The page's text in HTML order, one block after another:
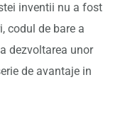
inventii nu a fost
codul de bare a
dezvoltarea unor
de avantaje in